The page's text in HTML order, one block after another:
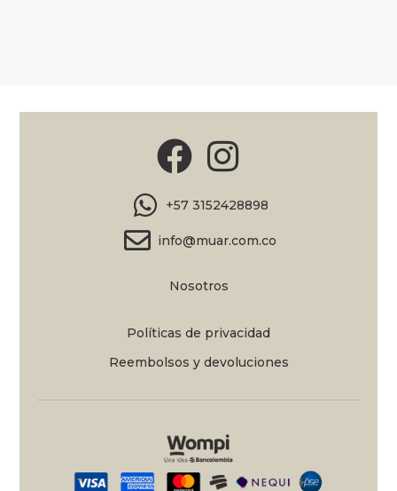
+57 3152428898
info@muar.com.co
Nosotros
Políticas de privacidad
Reembolsos y devoluciones